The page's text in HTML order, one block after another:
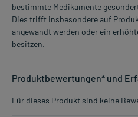
bestimmte Medikamente
Dies trifft insbesondere auf
angewandt werden oder ein
besitzen.
Produktbewertungen* und
Für dieses Produkt sind keine